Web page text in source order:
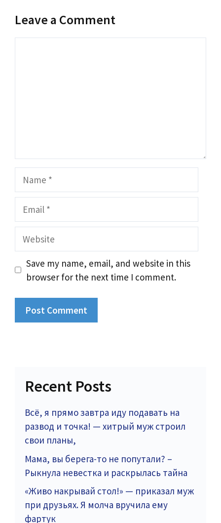
Leave a Comment
Website
Save my name, email, and website in this
browser for the next time I comment.
Recent Posts
Всё, я прямо завтра иду подавать на
развод и точка! — хитрый муж строил
свои планы,
Мама, вы берега-то не попутали? –
Рыкнула невестка и раскрылась тайна
«Живо накрывай стол!» — приказал муж
при друзьях. Я молча вручила ему
фартук